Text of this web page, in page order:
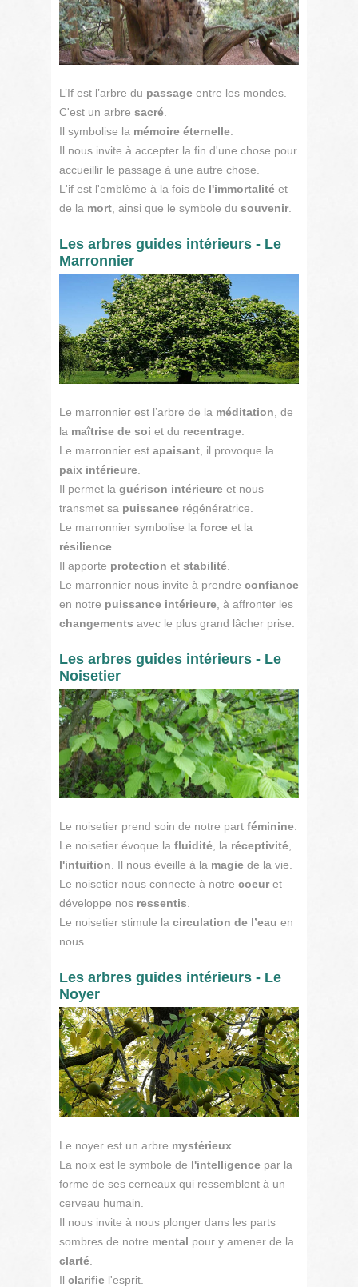
L’If est l’arbre du passage entre les mondes.
C'est un arbre sacré
Il symbolise la mémoire éternelle
Il nous invite à accepter la fin d'une chose pour
accueillir le passage à une autre chose.
L'if est l'emblème à la fois de l'immortalité et
de la mort , ainsi que le symbole du souvenir.
Les arbres guides intérieurs - Le
Marronnier
Le marronnier est l’arbre de la méditation , de
la maîtrise de soi et du recentrage
Le marronnier est apaisant , il provoque la
paix intérieure
Il permet la guérison intérieure et nous
transmet sa puissance régénératrice.
Le marronnier symbolise la force et la
résilience
Il apporte protection et stabilité
Le marronnier nous invite à prendre confiance
en notre puissance intérieure , à affronter les
changements avec le plus grand lâcher prise.
Les arbres guides intérieurs - Le
Noisetier
Le noisetier prend soin de notre part féminine
Le noisetier évoque la fluidité , la réceptivité
l'intuition . Il nous éveille à la magie de la vie.
Le noisetier nous connecte à notre coeuret
développe nos ressentis
Le noisetier stimule la circulation de l’eau en
nous.
Les arbres guides intérieurs - Le
Noyer
Le noyer est un arbre mystérieux
La noix est le symbole de l'intelligence par la
forme de ses cerneaux qui ressemblent à un
cerveau humain.
Il nous invite à nous plonger dans les parts
sombres de notre mental pour y amener de la
clarté
Il clarifie l'esprit.